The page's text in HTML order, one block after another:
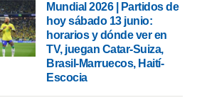
Mundial 2026 | Partidos de
hoy sábado 13 junio:
horarios y dónde ver en
TV, juegan Catar-Suiza,
Brasil-Marruecos, Haití-
Escocia